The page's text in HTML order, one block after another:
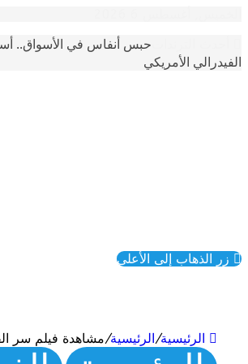
حبس أنفاس في الأسواق..
الفيدرالي الأمريكي
الرئيسية/الرئيسية/مشاهدة فيلم سر القوارير 2025 كامل
زر الذهاب إلى الأعلى